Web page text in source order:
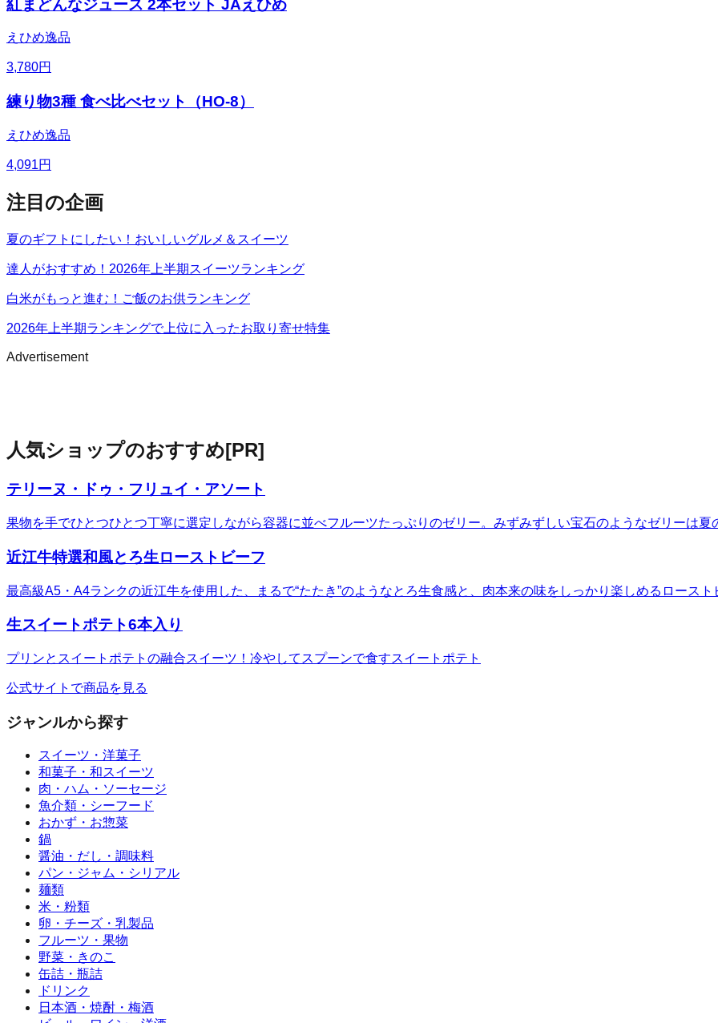
紅まどんなジュース 2本セット JAえひめ
えひめ逸品
3,780円
練り物3種 食べ比べセット（HO-8）
えひめ逸品
4,091円
注目の企画
夏のギフトにしたい！おいしいグルメ＆スイーツ
達人がおすすめ！2026年上半期スイーツランキング
白米がもっと進む！ご飯のお供ランキング
2026年上半期ランキングで上位に入ったお取り寄せ特集
Advertisement
人気ショップのおすすめ[PR]
テリーヌ・ドゥ・フリュイ・アソート
果物を手でひとつひとつ丁寧に選定しながら容器に並べフルーツたっぷりのゼリー。みずみずしい宝石のようなゼリーは夏
近江牛特選和風とろ生ローストビーフ
最高級A5・A4ランクの近江牛を使用した、まるで“たたき”のようなとろ生食感と、肉本来の味をしっかり楽しめるロースト
生スイートポテト6本入り
プリンとスイートポテトの融合スイーツ！冷やしてスプーンで食すスイートポテト
公式サイトで商品を見る
ジャンルから探す
スイーツ・洋菓子
和菓子・和スイーツ
肉・ハム・ソーセージ
魚介類・シーフード
おかず・お惣菜
鍋
醤油・だし・調味料
パン・ジャム・シリアル
麺類
米・粉類
卵・チーズ・乳製品
フルーツ・果物
野菜・きのこ
缶詰・瓶詰
ドリンク
日本酒・焼酎・梅酒